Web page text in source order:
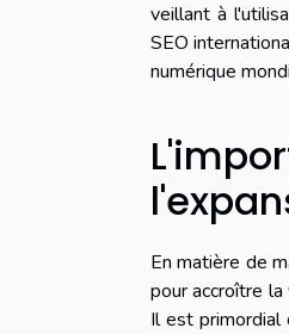
veillant à
SEO
numérique
En matière de
pour accroître
Il est primordial